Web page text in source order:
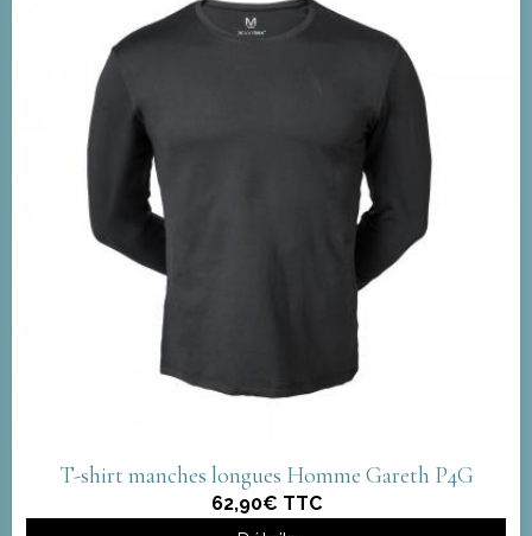
T-shirt manches longues Homme Gareth P4G
62,90€ TTC